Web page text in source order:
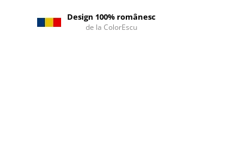
Design 100% românesc
de la ColorEscu